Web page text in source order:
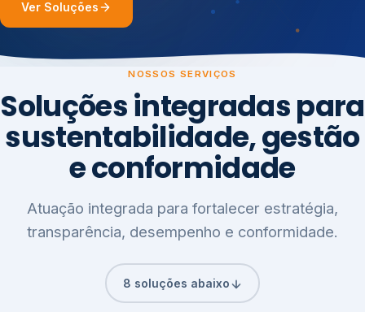
Ver Soluções
NOSSOS SERVIÇOS
Soluções integradas para
sustentabilidade, gestão
e conformidade
Atuação integrada para fortalecer estratégia,
transparência, desempenho e conformidade.
8 soluções abaixo